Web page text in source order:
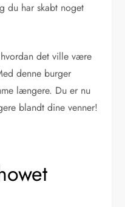
du har skabt noget
det ville være
denne burger
længere. Du er nu
blandt dine venner!